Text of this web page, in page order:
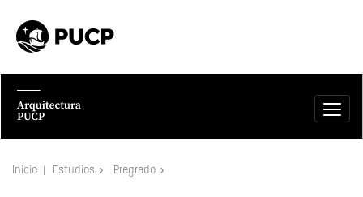
Inicio Estudios Pregrado